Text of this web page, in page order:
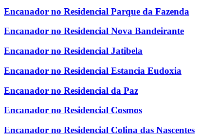
Encanador no Residencial Parque da Fazenda
Encanador no Residencial Nova Bandeirante
Encanador no Residencial Jatibela
Encanador no Residencial Estancia Eudoxia
Encanador no Residencial da Paz
Encanador no Residencial Cosmos
Encanador no Residencial Colina das Nascentes